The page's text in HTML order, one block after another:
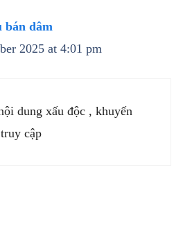
bán dâm
2025 at 4:01 pm
dung xấu độc , khuyến
cập